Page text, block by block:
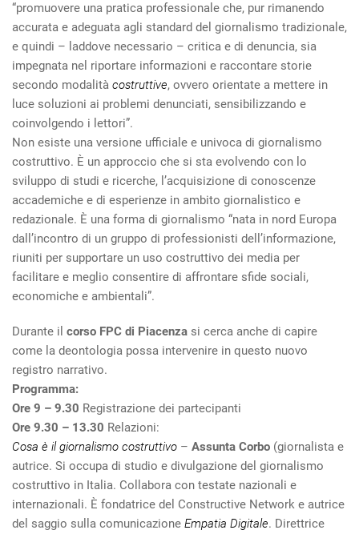
“promuovere una pratica professionale che, pur rimanendo
accurata e adeguata agli standard del giornalismo tradizionale,
e quindi – laddove necessario – critica e di denuncia, sia
impegnata nel riportare informazioni e raccontare storie
secondo modalità costruttive, ovvero orientate a mettere in
luce soluzioni ai problemi denunciati, sensibilizzando e
coinvolgendo i lettori”.
Non esiste una versione ufficiale e univoca di giornalismo
costruttivo. È un approccio che si sta evolvendo con lo
sviluppo di studi e ricerche, l’acquisizione di conoscenze
accademiche e di esperienze in ambito giornalistico e
redazionale. È una forma di giornalismo “nata in nord Europa
dall’incontro di un gruppo di professionisti dell’informazione,
riuniti per supportare un uso costruttivo dei media per
facilitare e meglio consentire di affrontare sfide sociali,
economiche e ambientali”.
Durante il corso FPC di Piacenza si cerca anche di capire
come la deontologia possa intervenire in questo nuovo
registro narrativo.
Programma:
Ore 9 – 9.30 Registrazione dei partecipanti
Ore 9.30 – 13.30 Relazioni:
Cosa è il giornalismo costruttivo – Assunta Corbo (giornalista e
autrice. Si occupa di studio e divulgazione del giornalismo
costruttivo in Italia. Collabora con testate nazionali e
internazionali. È fondatrice del Constructive Network e autrice
del saggio sulla comunicazione Empatia Digitale. Direttrice